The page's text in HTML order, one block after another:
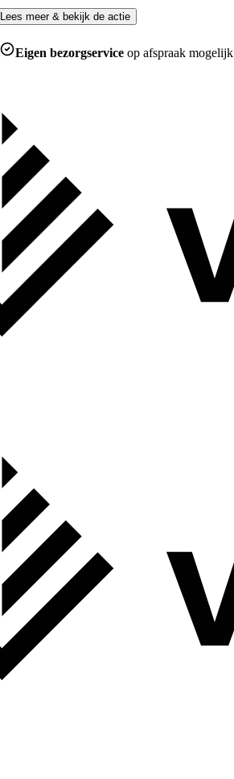
Lees meer & bekijk de actie
Eigen bezorgservice op afspraak mogelijk